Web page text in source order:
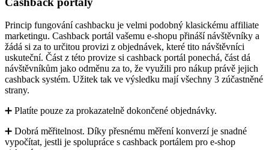
Princip fungování cashbacku je velmi podobný klasickému affiliate
marketingu. Cashback portál vašemu e-shopu přináší návštěvníky a
žádá si za to určitou provizi z objednávek, které tito návštěvníci
uskuteční. Část z této provize si cashback portál ponechá, část dá
návštěvníkům jako odměnu za to, že využili pro nákup právě jejich
cashback systém. Užitek tak ve výsledku mají všechny 3 zúčastněné
strany.
➕ Platíte pouze za prokazatelně dokončené objednávky.
➕ Dobrá měřitelnost. Díky přesnému měření konverzí je snadné
vypočítat, jestli je spolupráce s cashback portálem pro e-shop